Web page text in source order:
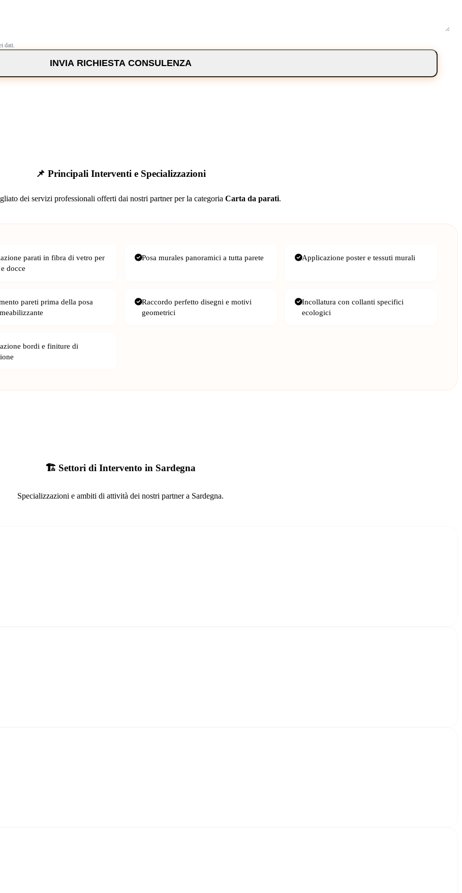
dati.
INVIA RICHIESTA CONSULENZA
📌 Principali Interventi e Specializzazioni
dei servizi professionali offerti dai nostri partner per la categoria Carta da parati.
parati in fibra di vetro per
docce
Posa murales panoramici a tutta parete Applicazione poster e tessuti murali
pareti prima della posa
Raccordo perfetto disegni e motivi
geometrici
Incollatura con collanti specifici
ecologici
bordi e finiture di
🏗️ Settori di Intervento in Sardegna
Specializzazioni e ambiti di attività dei nostri partner a Sardegna.